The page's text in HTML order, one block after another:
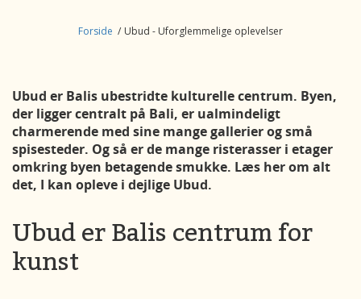
Forside Ubud - Uforglemmelige oplevelser
Ubud er Balis ubestridte kulturelle centrum. Byen,
der ligger centralt på Bali, er ualmindeligt
charmerende med sine mange gallerier og små
spisesteder. Og så er de mange risterasser i etager
omkring byen betagende smukke. Læs her om alt
det, I kan opleve i dejlige Ubud.
Ubud er Balis centrum for
kunst